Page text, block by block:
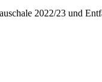
2022/23 und